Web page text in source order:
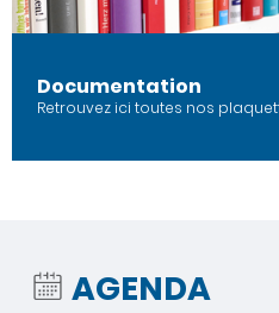
Documentation
Retrouvez ici toutes nos
AGENDA